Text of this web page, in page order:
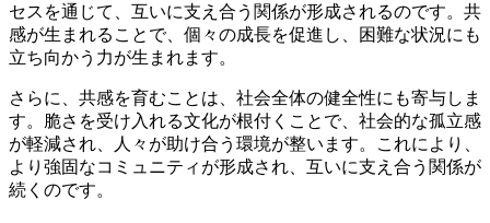
セスを通じて、互いに支え合う関係が形成されるのです。共
感が生まれることで、個々の成長を促進し、困難な状況にも
立ち向かう力が生まれます。
さらに、共感を育むことは、社会全体の健全性にも寄与しま
す。脆さを受け入れる文化が根付くことで、社会的な孤立感
が軽減され、人々が助け合う環境が整います。これにより、
より強固なコミュニティが形成され、互いに支え合う関係が
続くのです。